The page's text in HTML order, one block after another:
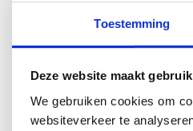
Toestemming
Deze website maakt
We gebruiken cookies om
websiteverkeer te